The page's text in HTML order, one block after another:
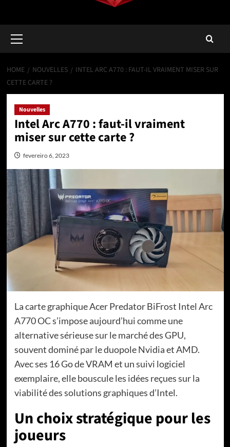
Menu
HOME NOUVELLES
INTEL ARC A770 : FAUT-IL VRAIMENT MISER SUR
CETTE CARTE ?
Nouvelles
Intel Arc A770 : faut-il vraiment
miser sur cette carte ?
fevereiro 6, 2023
La carte graphique Acer Predator BiFrost Intel Arc
A770 OC s’impose aujourd’hui comme une
alternative sérieuse sur le marché des GPU,
souvent dominé par le duopole Nvidia et AMD.
Avec ses 16 Go de VRAM et un suivi logiciel
exemplaire, elle bouscule les idées reçues sur la
viabilité des solutions graphiques d’Intel.
Un choix stratégique pour les
joueurs